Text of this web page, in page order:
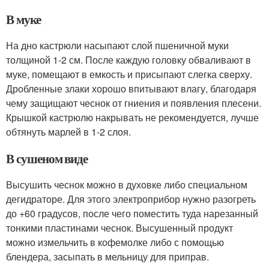
В муке
На дно кастрюли насыпают слой пшеничной муки
толщиной 1-2 см. После каждую головку обваливают в
муке, помещают в емкость и присыпают слегка сверху.
Дробленные злаки хорошо впитывают влагу, благодаря
чему защищают чеснок от гниения и появления плесени.
Крышкой кастрюлю накрывать не рекомендуется, лучше
обтянуть марлей в 1-2 слоя.
В сушеном виде
Высушить чеснок можно в духовке либо специальном
дегидраторе. Для этого электроприбор нужно разогреть
до +60 градусов, после чего поместить туда нарезанный
тонкими пластинами чеснок. Высушенный продукт
можно измельчить в кофемолке либо с помощью
блендера, засыпать в мельницу для приправ.